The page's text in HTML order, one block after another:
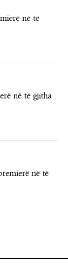
në të
në të gjitha
në të